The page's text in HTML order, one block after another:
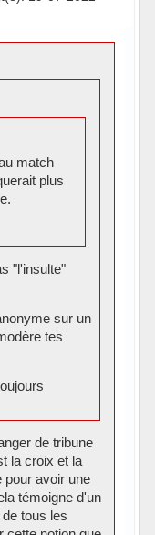
match
plus
"l'insulte"
sur un
tes
de tribune
la croix et la
pour avoir une
témoigne d'un
tous les